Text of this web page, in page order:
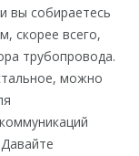
вы собираетесь
скорее всего,
трубопровода.
можно